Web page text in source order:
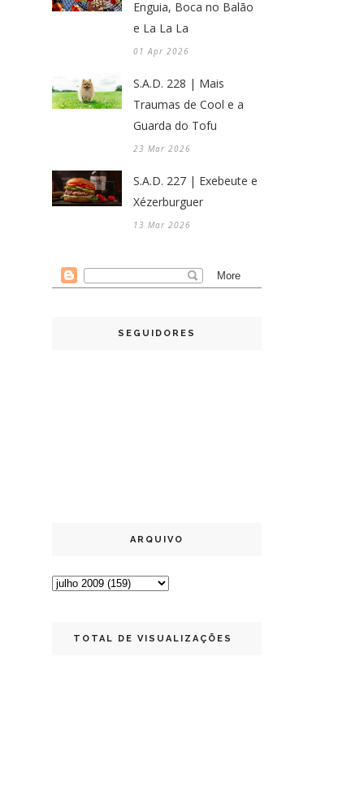
Enguia, Boca no Balão
e La La La
01 Apr 2026
S.A.D. 228 | Mais
Traumas de Cool e a
Guarda do Tofu
23 Mar 2026
S.A.D. 227 | Exebeute e
Xézerburguer
13 Mar 2026
SEGUIDORES
ARQUIVO
TOTAL DE VISUALIZAÇÕES